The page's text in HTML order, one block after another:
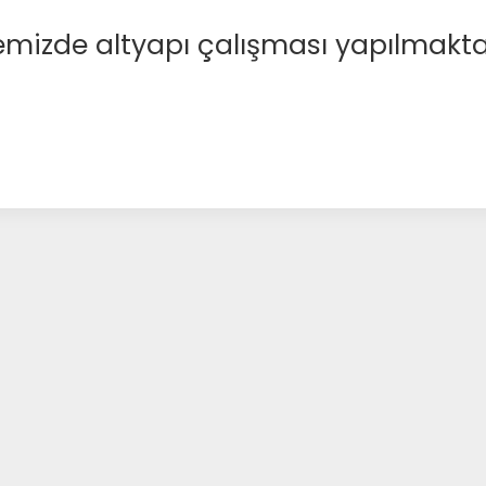
altyapı çalışması